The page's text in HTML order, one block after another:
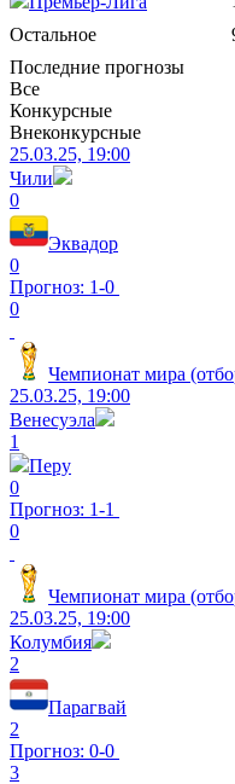
Остальное
Последние прогнозы
Все
Конкурсные
Внеконкурсные
25.03.25, 19:00
Чили
0
Эквадор
0
Прогноз: 1-0
0
Чемпионат мира
25.03.25, 19:00
Венесуэла
1
Перу
0
Прогноз: 1-1
0
Чемпионат мира
25.03.25, 19:00
Колумбия
2
Парагвай
2
Прогноз: 0-0
3